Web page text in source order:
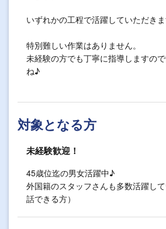
いずれかの工程で活躍していただきま
特別難しい作業はありません。
未経験の方でも丁寧に指導しますの
ね♪
対象となる方
未経験歓迎！
45歳位迄の男女活躍中♪
外国籍のスタッフさんも多数活躍し
話できる方）